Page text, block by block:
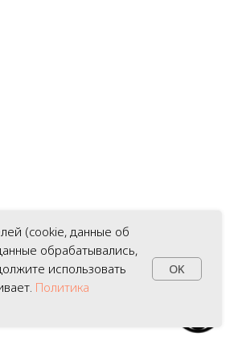
(cookie, данные об
обрабатывались,
использовать
Политика
OK